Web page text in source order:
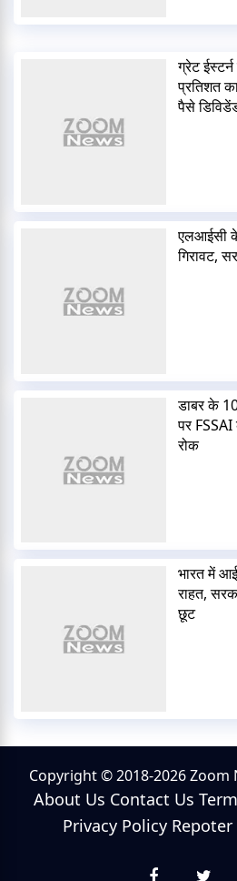
ग्रेट
प्रतिशत
पैसे
एलआईसी के
गिरावट,
डाबर के
पर
रोक
भारत में
राहत,
छूट
Copyright © 2018-2026 Zoom
About Us Contact Us
Privacy Policy Repoter